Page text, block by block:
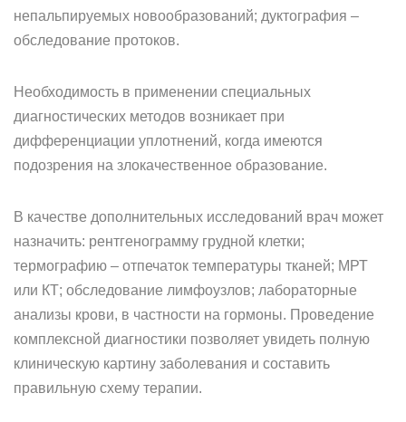
непальпируемых новообразований; дуктография –
обследование протоков.
Необходимость в применении специальных
диагностических методов возникает при
дифференциации уплотнений, когда имеются
подозрения на злокачественное образование.
В качестве дополнительных исследований врач может
назначить: рентгенограмму грудной клетки;
термографию – отпечаток температуры тканей; МРТ
или КТ; обследование лимфоузлов; лабораторные
анализы крови, в частности на гормоны. Проведение
комплексной диагностики позволяет увидеть полную
клиническую картину заболевания и составить
правильную схему терапии.